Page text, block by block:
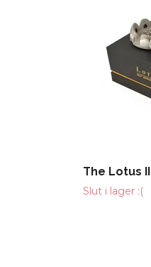
The Lotus II
Slut i lager :(